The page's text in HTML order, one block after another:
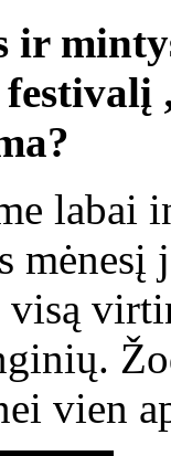
ir
labai
visą
vien